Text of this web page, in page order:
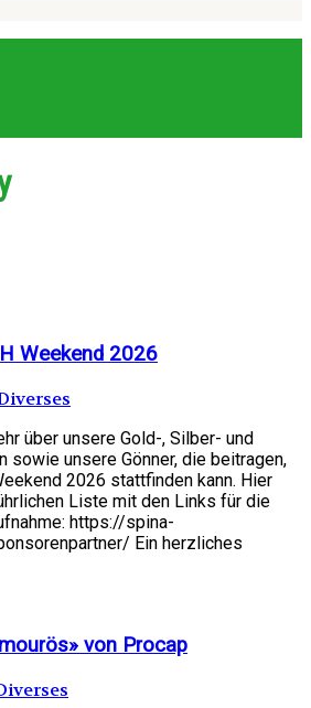
Weekend 2026
über unsere Gold-, Silber- und
sowie unsere Gönner, die beitragen,
2026 stattfinden kann. Hier
Liste mit den Links für die
https://spina-
Ein herzliches
von Procap